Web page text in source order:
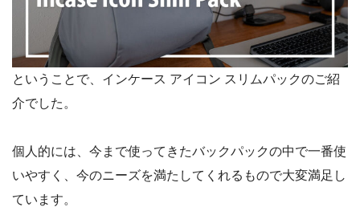
ということで、インケース アイコン スリムパックのご紹
介でした。
個人的には、今まで使ってきたバックパックの中で一番使
いやすく、今のニーズを満たしてくれるもので大変満足し
ています。